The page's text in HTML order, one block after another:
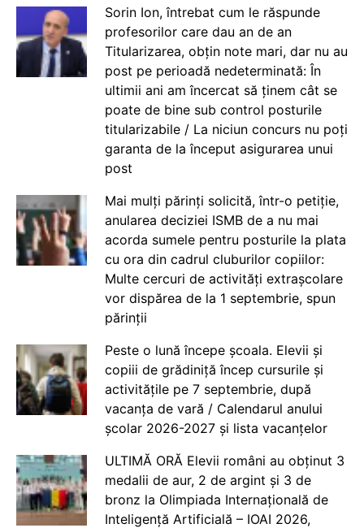
Sorin Ion, întrebat cum le răspunde
profesorilor care dau an de an
Titularizarea, obțin note mari, dar nu au
post pe perioadă nedeterminată: În
ultimii ani am încercat să ținem cât se
poate de bine sub control posturile
titularizabile / La niciun concurs nu poți
garanta de la început asigurarea unui
post
Mai mulți părinți solicită, într-o petiție,
anularea deciziei ISMB de a nu mai
acorda sumele pentru posturile la plata
cu ora din cadrul cluburilor copiilor:
Multe cercuri de activități extrașcolare
vor dispărea de la 1 septembrie, spun
părinții
Peste o lună începe școala. Elevii și
copiii de grădiniță încep cursurile și
activitățile pe 7 septembrie, după
vacanța de vară / Calendarul anului
școlar 2026-2027 și lista vacanțelor
ULTIMĂ ORĂ Elevii români au obținut 3
medalii de aur, 2 de argint și 3 de
bronz la Olimpiada Internațională de
Inteligență Artificială – IOAI 2026,